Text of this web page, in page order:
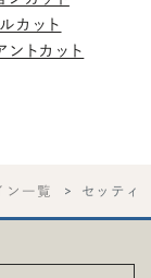
カット
ントカット
ン一覧 セッティ